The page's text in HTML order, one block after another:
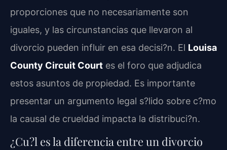
proporciones que no necesariamente son
iguales, y las circunstancias que llevaron al
divorcio pueden influir en esa decisi?n. El Louisa
County Circuit Court es el foro que adjudica
estos asuntos de propiedad. Es importante
presentar un argumento legal s?lido sobre c?mo
la causal de crueldad impacta la distribuci?n.
¿Cu?l es la diferencia entre un divorcio